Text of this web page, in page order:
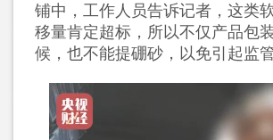
铺中，工作人员告诉记者，这类
移量肯定超标，所以不仅产品包
候，也不能提硼砂，以免引起监